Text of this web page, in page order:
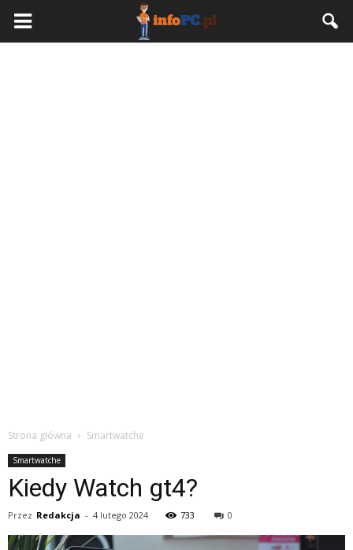
Strona główna Smartwatche
Smartwatche
Kiedy Watch gt4?
Przez Redakcja - 4 lutego 2024 733 0